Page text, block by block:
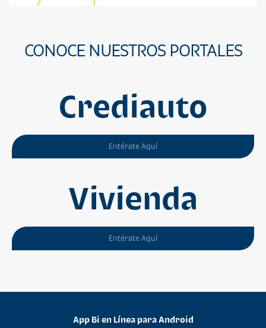
CONOCE NUESTROS PORTALES
Crediauto
Entérate Aquí
Vivienda
Entérate Aquí
App Bi en Línea para Android